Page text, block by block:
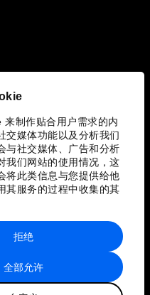
制作贴合用户需求的内
交媒体功能以及分析我们
与社交媒体、广告和分析
我们网站的使用情况，这
将此类信息与您提供给他
其服务的过程中收集的其
全部允许
拒绝